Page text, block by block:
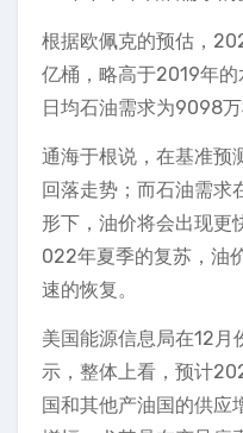
根据欧佩克的预估，
亿桶，略高于2019年
日均石油需求为9098
通海于根说，在基准预
回落走势；而石油需
形下，油价将会出现更
022年夏季的复苏，油
速的恢复。
美国能源信息局在12月
示，整体上看，预计
国和其他产油国的供应